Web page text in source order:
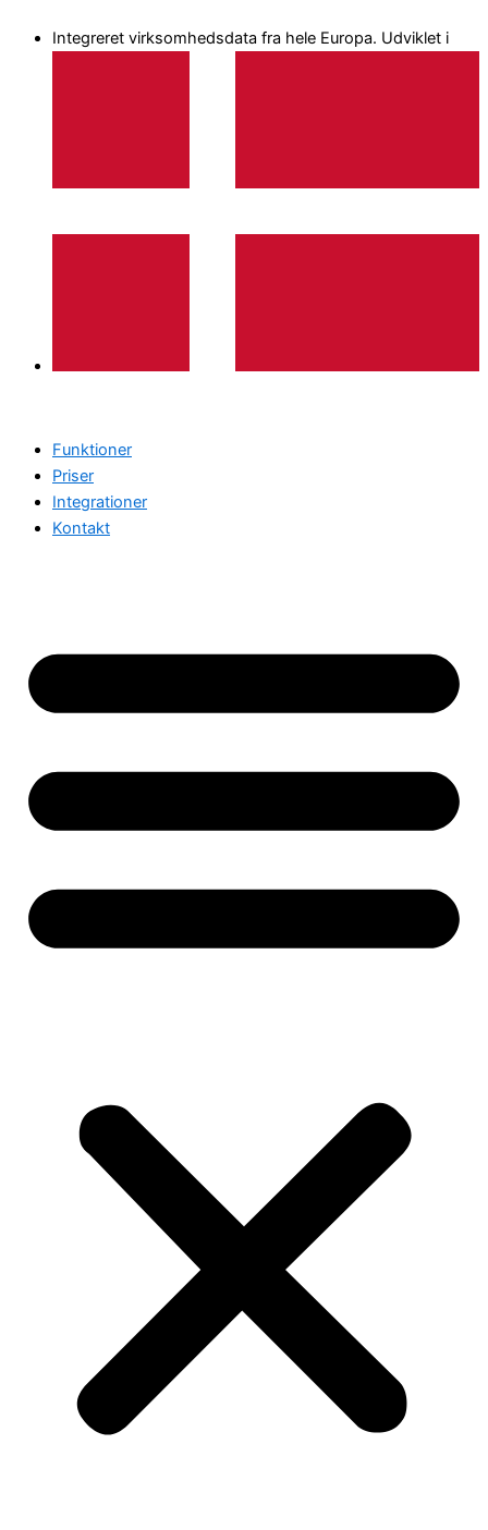
Integreret virksomhedsdata fra hele Europa. Udviklet i
Funktioner
Priser
Integrationer
Kontakt